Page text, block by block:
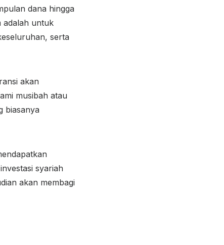
dana hingga
adalah untuk
serta
akan
musibah atau
biasanya
syariah
akan membagi